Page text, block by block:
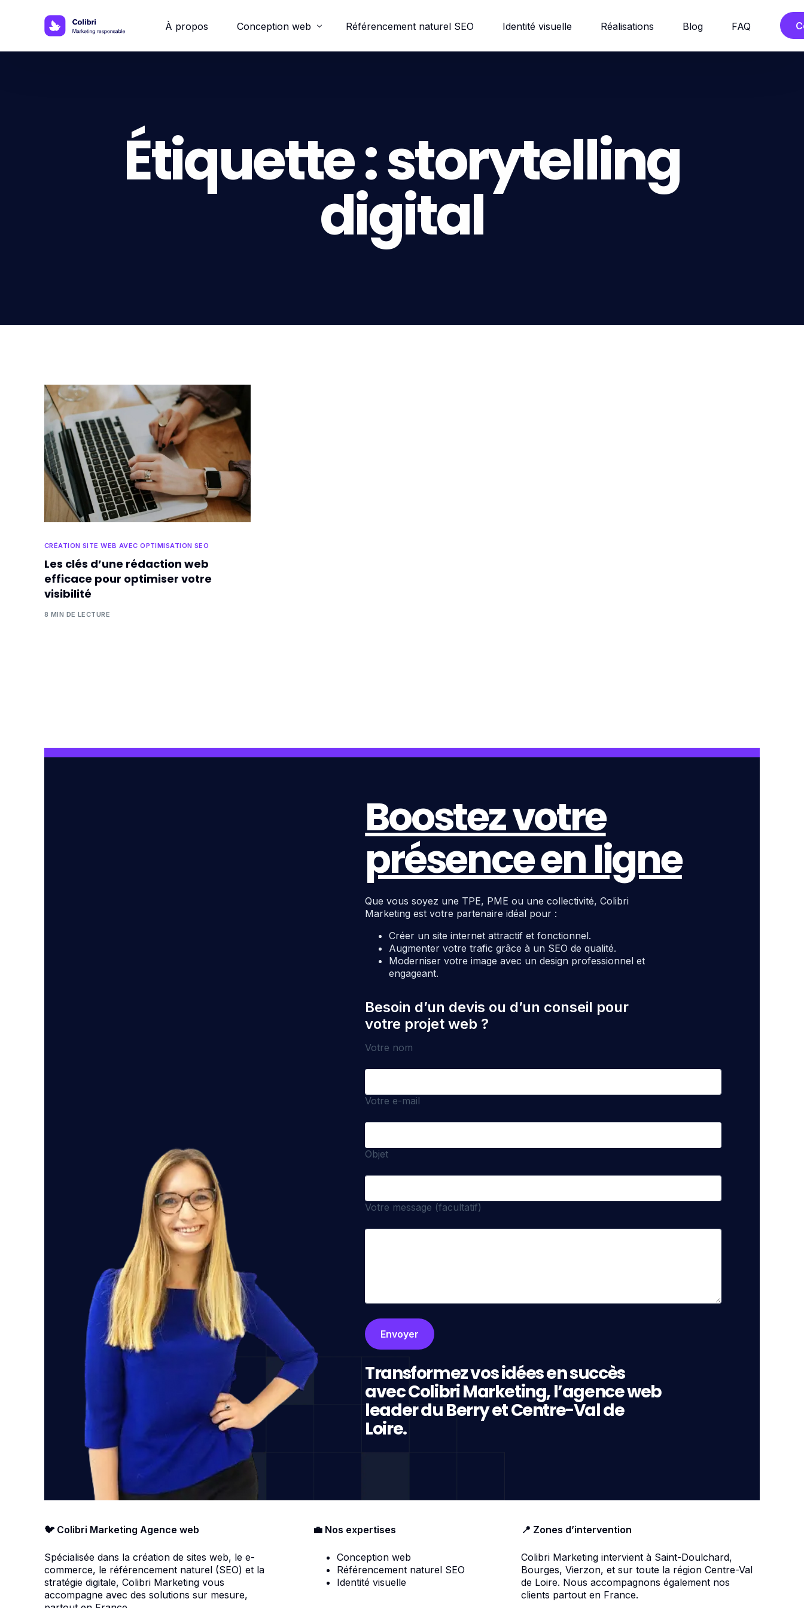
À propos Conception web Référencement naturel SEO Identité visuelle Réalisations Blog FAQ
Étiquette :storytelling
digital
CRÉATION SITE WEB AVEC OPTIMISATION SEO
Les clés d’une rédaction web
efficace pour optimiser votre
visibilité
8 MIN DE LECTURE
Boostez votre
présence en ligne
Que vous soyez une TPE, PME ou une collectivité, Colibri
Marketing est votre partenaire idéal pour :
Créer un site internet attractif et fonctionnel.
Augmenter votre trafic grâce à un SEO de qualité.
Moderniser votre image avec un design professionnel et
engageant.
Besoin d’un devis ou d’un conseil pour
votre projet web ?
Votre nom
Votre e-mail
Objet
Votre message (facultatif)
Transformez vos idées en succès
avec Colibri Marketing, l’agence web
leader du Berry et Centre-Val de
Loire.
🐦 Colibri Marketing Agence web
Spécialisée dans la création de sites web, le e-
commerce, le référencement naturel (SEO) et la
stratégie digitale, Colibri Marketing vous
accompagne avec des solutions sur mesure,
💼 Nos expertises
Conception web
Référencement naturel SEO
Identité visuelle
📍 Zones d’intervention
Colibri Marketing intervient à Saint-Doulchard,
Bourges, Vierzon, et sur toute la région Centre-Val
de Loire. Nous accompagnons également nos
clients partout en France.